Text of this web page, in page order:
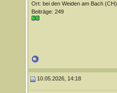
Ort: bei den Weiden am Bach (CH)
Beiträge: 249
10.05.2026, 14:18